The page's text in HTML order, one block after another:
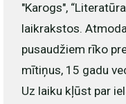
"Karogs",
laikrakstos.
pusaudžiem rīko
mītiņus, 15 gadu
Uz laiku kļūst par